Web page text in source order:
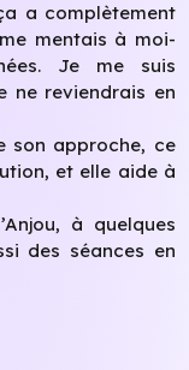
a complètement
mentais à moi-
Je me suis
ne reviendrais en
son approche, ce
et elle aide à
à quelques
des séances en